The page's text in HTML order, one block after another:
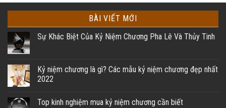
BÀI VIẾT MỚI
Sự Khác Biệt Của Kỷ Niệm Chương Pha Lê Và Thủy Tinh
Kỷ niệm chương là gì? Các mẫu kỷ niệm chương đẹp nhất
2022
Top kinh nghiệm mua kỷ niệm chương cần biết